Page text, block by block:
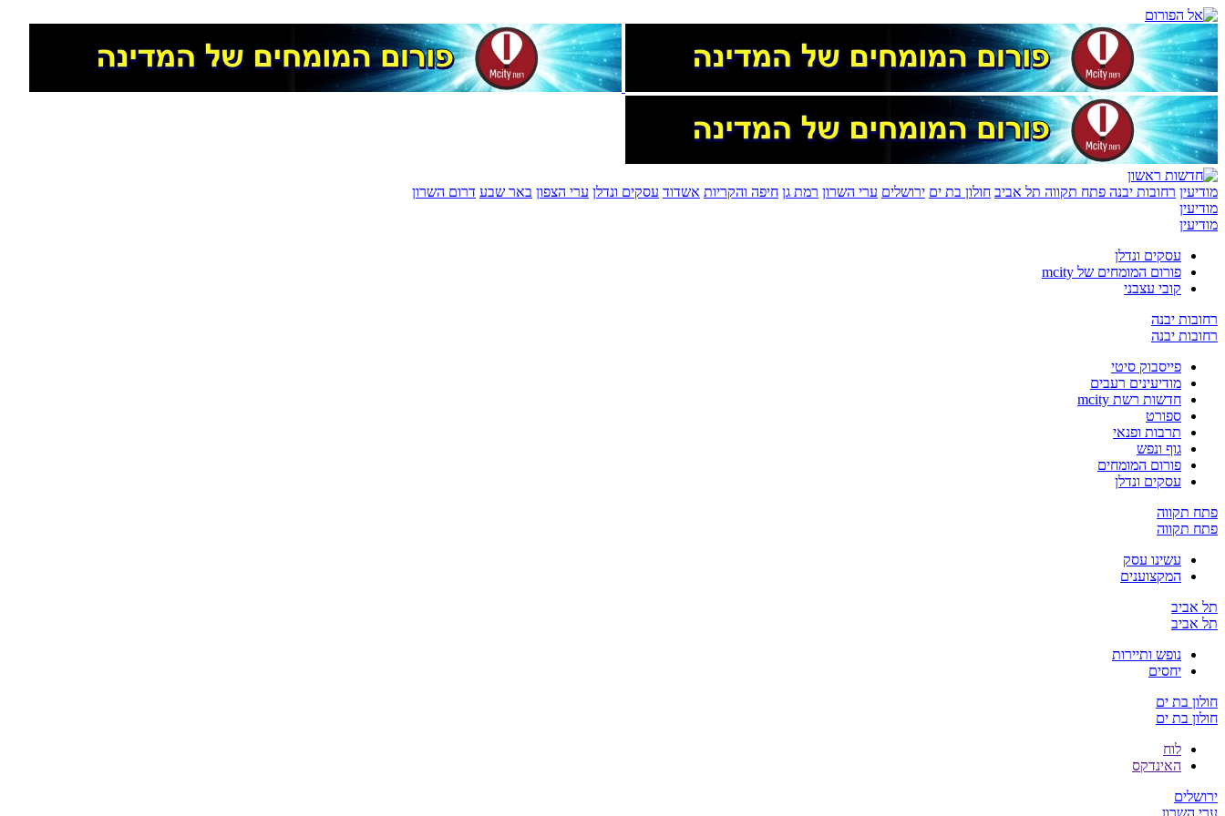
מודיעין רחובות יבנה פתח תקווה תל אביב חולון בת ים ירושלים ערי השרון רמת גן חיפה והקריות אשדוד עסקים ונדלן ערי הצפון באר שבע דרום השרון
מודיעין
מודיעין
עסקים ונדלן
פורום המומחים של mcity
קובי עצבני
רחובות יבנה
רחובות יבנה
פייסבוק סיטי
מודיעינים רעבים
חדשות רשת mcity
ספורט
תרבות ופנאי
גוף ונפש
פורום המומחים
עסקים ונדלן
פתח תקווה
פתח תקווה
עשינו עסק
המקצוענים
תל אביב
תל אביב
נופש ותיירות
יחסים
חולון בת ים
חולון בת ים
לוח
האינדקס
ירושלים
ערי השרון